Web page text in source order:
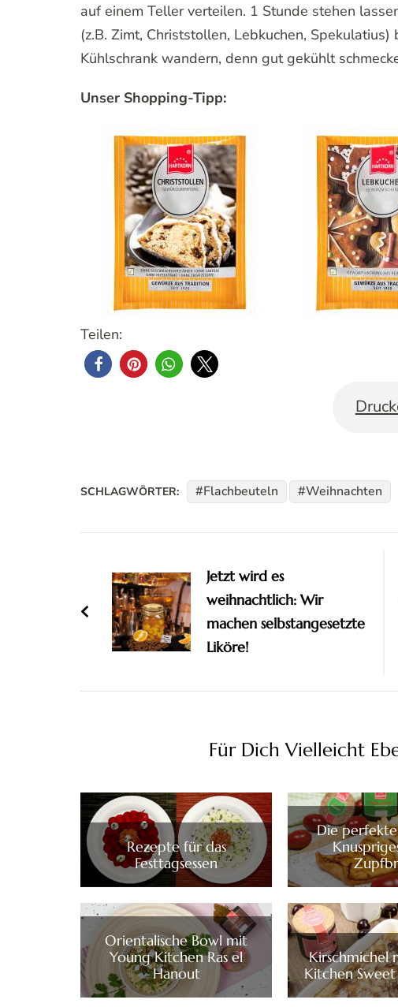
auf einem Teller verteilen. 1 Stunde stehen
(z.B. Zimt, Christstollen, Lebkuchen,
Kühlschrank wandern, denn gut gekühlt
Unser Shopping-Tipp:
Teilen:
SCHLAGWÖRTER: Flachbeuteln Weihnachten
Jetzt wird es
weihnachtlich: Wir
machen selbstangesetzte
Liköre!
Für Dich Vielleicht
Rezepte für das
Festtagsessen
Die
Orientalische Bowl mit
Young Kitchen Ras el
Hanout
Kirschmichel
Kitchen Sweet